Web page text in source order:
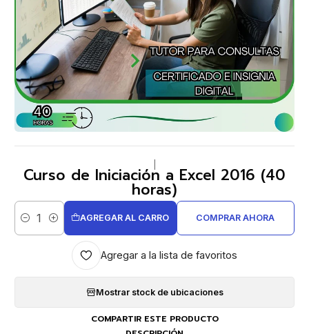
Curso de Iniciación a Excel 2016 (40
horas)
Cantidad
AGREGAR AL CARRO COMPRAR AHORA
Agregar a la lista de favoritos
Mostrar stock de ubicaciones
COMPARTIR ESTE PRODUCTO